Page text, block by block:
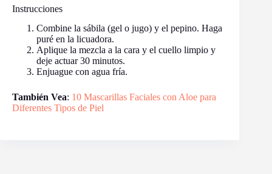
Instrucciones
Combine la sábila (gel o jugo) y el pepino. Haga
puré en la licuadora.
Aplique la mezcla a la cara y el cuello limpio y
deje actuar 30 minutos.
Enjuague con agua fría.
También Vea: 10 Mascarillas Faciales con Aloe para
Diferentes Tipos de Piel